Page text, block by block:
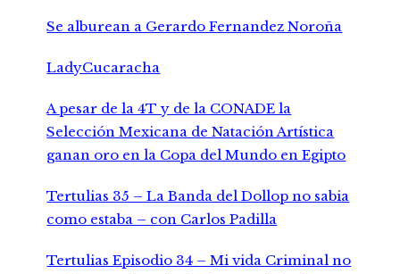
Se alburean a Gerardo Fernandez Noroña
LadyCucaracha
A pesar de la 4T y de la CONADE la
Selección Mexicana de Natación Artística
ganan oro en la Copa del Mundo en Egipto
Tertulias 35 – La Banda del Dollop no sabia
como estaba – con Carlos Padilla
Tertulias Episodio 34 – Mi vida Criminal no